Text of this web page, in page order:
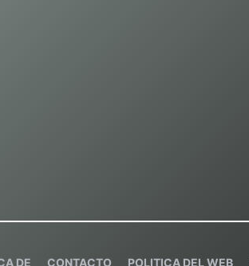
DE CONTACTO POLITICA DEL WEB